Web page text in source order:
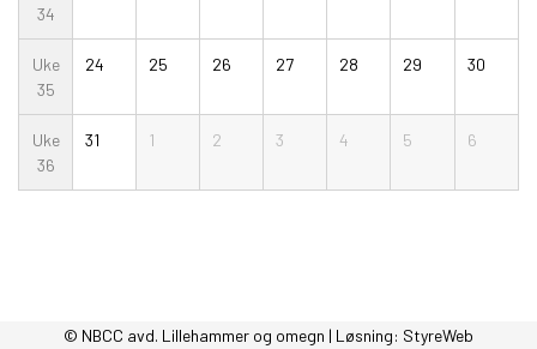
34
Uke
35
24 25 26 27 28 29 30
Uke
36
31 1 2 3 4 5 6
© NBCC avd. Lillehammer og omegn | Løsning: StyreWeb